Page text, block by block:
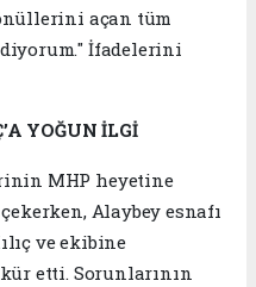
açan tüm
İfadelerini
YOĞUN İLGİ
MHP heyetine
Alaybey esnafı
ve ekibine
etti. Sorunlarının